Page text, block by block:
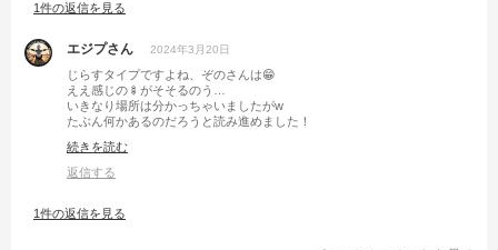
1件の返信を見る
エジプさん 2024年3月20日
じらすタイプですよね、ぞのさんは😁
ええ感じの🍢がそそるのう…
いきなり場所は分かっちゃいましたがw
たぶん何かあるのだろうと読み進めました！
めの覚めるような九龍ショットで
しめてくるとは、恐れ入りました(´Д` )
続きを読む
返信する
1件の返信を見る